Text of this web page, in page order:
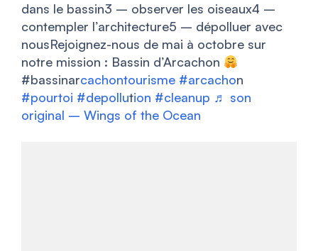
dans le bassin3 – observer les oiseaux4 –
contempler l’architecture5 – dépolluer avec
nousRejoignez-nous de mai à octobre sur
notre mission : Bassin d’Arcachon
#bassinarcachontourisme #arcachon
#pourtoi #depollution #cleanup ♬ son
original – Wings of the Ocean